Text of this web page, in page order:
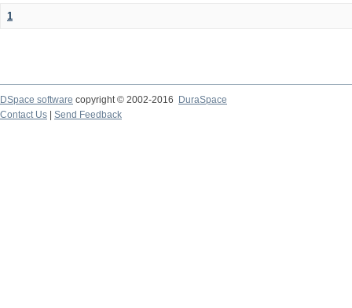
1
DSpace software copyright © 2002-2016
DuraSpace
Contact Us
Send Feedback